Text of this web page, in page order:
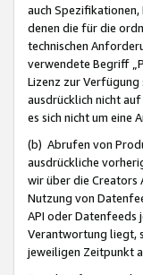
auch
denen die für die
technischen
verwendete Begriff
Lizenz zur
ausdrücklich nicht
es sich nicht um eine
(b) Abrufen von
ausdrückliche
wir über die Creators
Nutzung von
API oder Datenfeeds
Verantwortung liegt,
jeweiligen Zeitpunkt